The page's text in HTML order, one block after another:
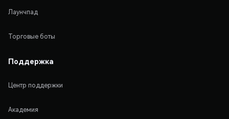
Лаунчпад
Торговые боты
Поддержка
Центр поддержки
Академия